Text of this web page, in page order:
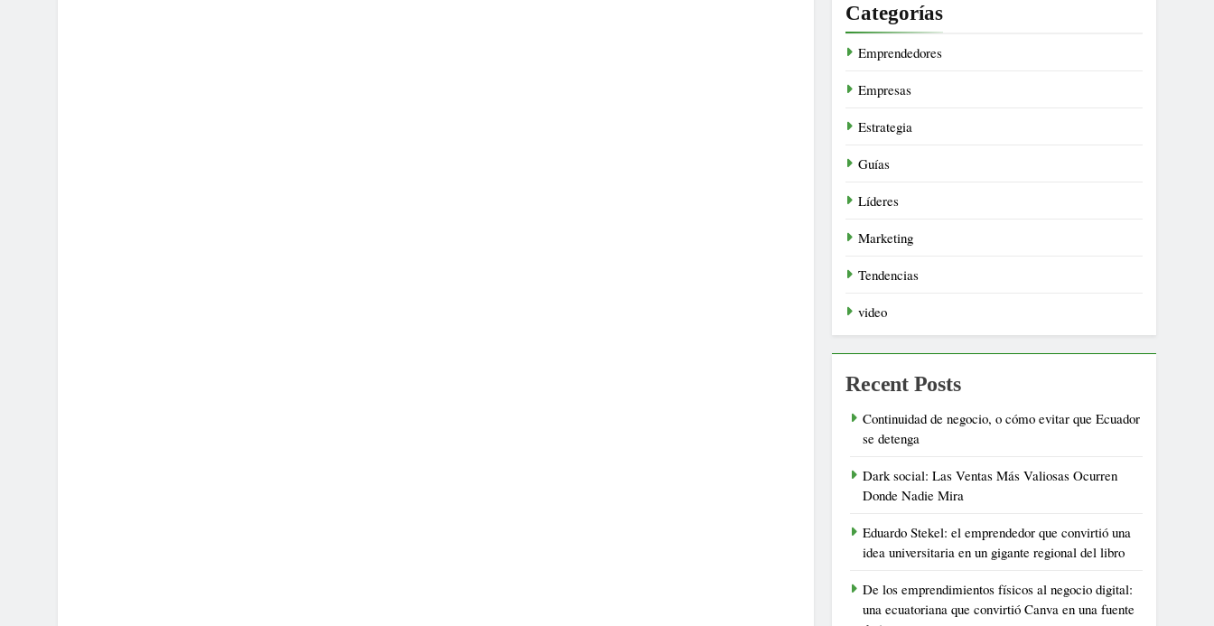
Categorías
Emprendedores
Empresas
Estrategia
Guías
Líderes
Marketing
Tendencias
video
Recent Posts
Continuidad de negocio, o cómo evitar que Ecuador
se detenga
Dark social: Las Ventas Más Valiosas Ocurren
Donde Nadie Mira
Eduardo Stekel: el emprendedor que convirtió una
idea universitaria en un gigante regional del libro
De los emprendimientos físicos al negocio digital:
una ecuatoriana que convirtió Canva en una fuente